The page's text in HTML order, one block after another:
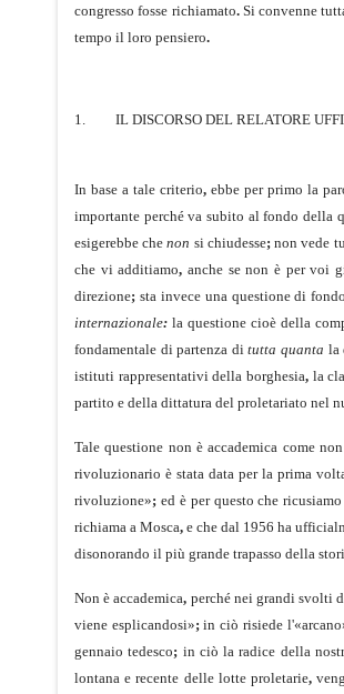
congresso fosse richiamato.Si convenne
tempo il loro pensiero.
1. IL DISCORSO DEL RELATORE
In base a tale criterio, ebbe per primo la
importante perché va subito al fondo della
esigerebbe chenon si chiudesse; non vede
che vi additiamo, anche se non è per voi
direzione; sta invece una questione di
internazionale: la questione cioè della
fondamentale di partenza ditutta quanta la
istituti rappresentativi della borghesia,la
partito e della dittatura del proletariato nel
Tale questione non è accademica come
rivoluzionario è stata data per la prima
rivoluzione»; ed è per questo che
richiama a Mosca, e che dal 1956 ha
disonorando il più grande trapasso della
Non è accademica, perché nei grandi svolti
viene esplicandosi»; in ciò risiede
gennaio tedesco; in ciò la radice della
lontana e recente delle lotte proletarie,